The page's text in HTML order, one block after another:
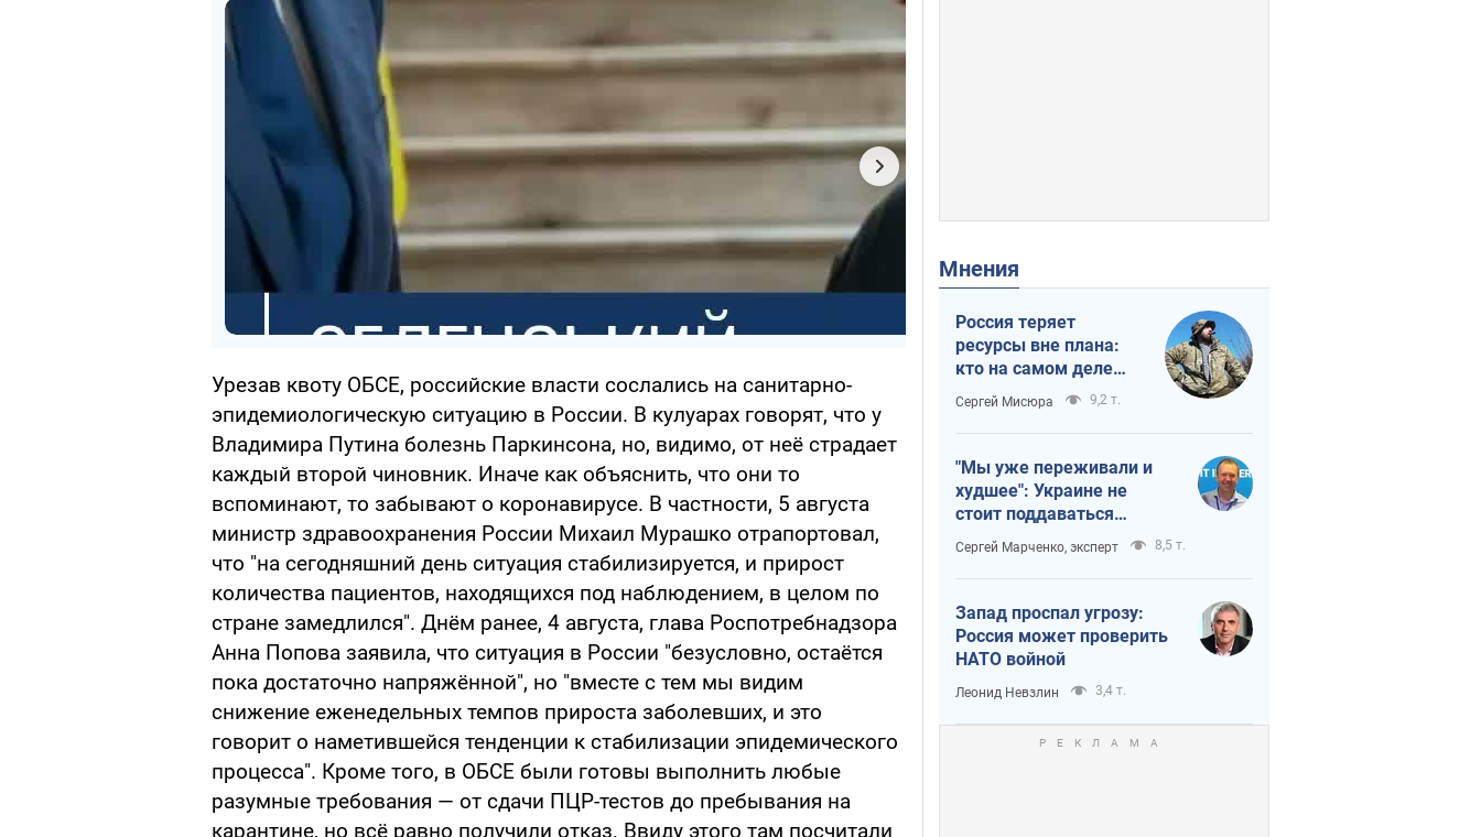
Урезав квоту ОБСЕ, российские власти сослались на санитарно-
эпидемиологическую ситуацию в России. В кулуарах говорят, что у
Владимира Путина болезнь Паркинсона, но, видимо, от неё страдает
каждый второй чиновник. Иначе как объяснить, что они то
вспоминают, то забывают о коронавирусе. В частности, 5 августа
министр здравоохранения России Михаил Мурашко отрапортовал,
что "на сегодняшний день ситуация стабилизируется, и прирост
количества пациентов, находящихся под наблюдением, в целом по
стране замедлился". Днём ранее, 4 августа, глава Роспотребнадзора
Анна Попова заявила, что ситуация в России "безусловно, остаётся
пока достаточно напряжённой", но "вместе с тем мы видим
снижение еженедельных темпов прироста заболевших, и это
говорит о наметившейся тенденции к стабилизации эпидемического
процесса". Кроме того, в ОБСЕ были готовы выполнить любые
разумные требования — от сдачи ПЦР-тестов до пребывания на
карантине, но всё равно получили отказ. Ввиду этого там посчитали
Мнения
Россия теряет
ресурсы вне плана:
кто на самом деле
диктует темп войны
Сергей Мисюра 9,2 т.
"Мы уже переживали и
худшее": Украине не
стоит поддаваться
отчаянию из-за
ракетного террора
Сергей Марченко, эксперт 8,5 т.
Запад проспал угрозу:
Россия может проверить
НАТО войной
Леонид Невзлин 3,4 т.